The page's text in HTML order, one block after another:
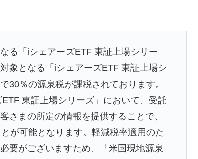
る「iシェアーズETF 東証上場シリー
象となる「iシェアーズETF 東証上場シ
30％の源泉税が課税されております。
東証上場シリーズ」において、受託
さまの所定の情報を提供することで、
が可能となります。軽減税率適用のた
要がございますため、「米国現地源泉